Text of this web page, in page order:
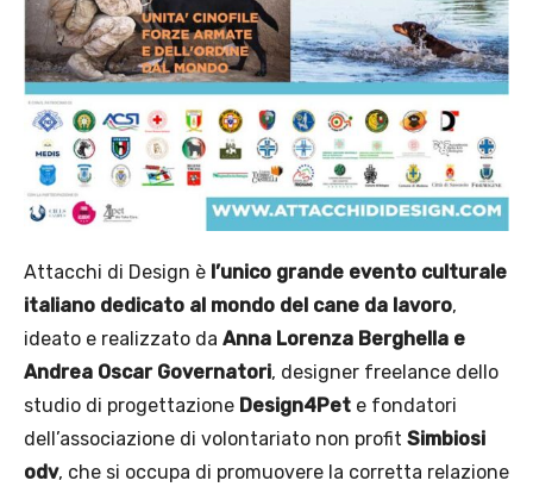
Attacchi di Design è l’unico grande evento culturale
italiano dedicato al mondo del cane da lavoro,
ideato e realizzato da Anna Lorenza Berghella e
Andrea Oscar Governatori, designer freelance dello
studio di progettazione Design4Pet e fondatori
dell’associazione di volontariato non profit Simbiosi
odv, che si occupa di promuovere la corretta relazione